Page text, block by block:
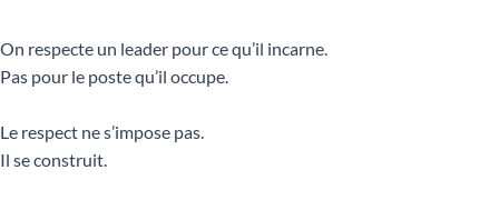
On respecte un leader pour ce qu’il incarne.
Pas pour le poste qu’il occupe.
Le respect ne s’impose pas.
Il se construit.